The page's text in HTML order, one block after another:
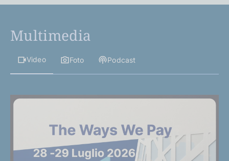
Multimedia
Video Foto Podcast